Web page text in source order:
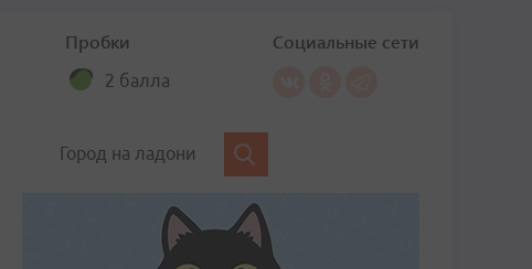
Пробки
2 балла
Социальные сети
Город на ладони